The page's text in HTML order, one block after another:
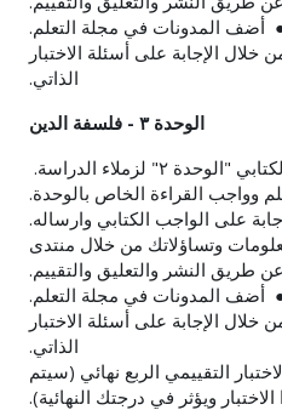
المدونات في مجلة التعلم.
الإجابة على أسئلة الاختبار
الذاتي.
الوحدة ٣ - فلسفة الدين
٢" لزملاء الدراسة.
وواجب القراءة الخاص بالوحدة.
على الواجب الكتابي وارساله.
وتساؤلاتك من خلال منتدى
طريق النشر والتعليق والتقييم.
المدونات في مجلة التعلم.
الإجابة على أسئلة الاختبار
الذاتي.
التقييمي الربع نهائي (سيتم
ويؤثر في درجتك النهائية).